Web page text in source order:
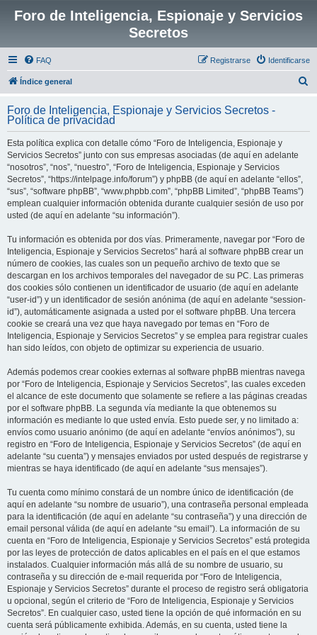
Foro de Inteligencia, Espionaje y Servicios
Secretos
FAQ Identificarse
Registrarse
Índice general
c
Foro de Inteligencia, Espionaje y Servicios Secretos -
Política de privacidad
Esta política explica con detalle cómo “Foro de Inteligencia, Espionaje y
Servicios Secretos” junto con sus empresas asociadas (de aquí en adelante
“nosotros”, “nos”, “nuestro”, “Foro de Inteligencia, Espionaje y Servicios
Secretos”, “https://intelpage.info/forum”) y phpBB (de aquí en adelante “ellos”,
“sus”, “software phpBB”, “www.phpbb.com”, “phpBB Limited”, “phpBB Teams”)
emplean cualquier información obtenida durante cualquier sesión de uso por
usted (de aquí en adelante “su información”).
Tu información es obtenida por dos vías. Primeramente, navegar por “Foro de
Inteligencia, Espionaje y Servicios Secretos” hará al software phpBB crear un
número de cookies, las cuales son un pequeño archivo de texto que se
descargan en los archivos temporales del navegador de su PC. Las primeras
dos cookies sólo contienen un identificador de usuario (de aquí en adelante
“user-id”) y un identificador de sesión anónima (de aquí en adelante “session-
id”), automáticamente asignada a usted por el software phpBB. Una tercera
cookie se creará una vez que haya navegado por temas en “Foro de
Inteligencia, Espionaje y Servicios Secretos” y se emplea para registrar cuales
han sido leídos, con objeto de optimizar su experiencia de usuario.
Además podemos crear cookies externas al software phpBB mientras navega
por “Foro de Inteligencia, Espionaje y Servicios Secretos”, las cuales exceden
el alcance de este documento que solamente se refiere a las páginas creadas
por el software phpBB. La segunda vía mediante la que obtenemos su
información es mediante lo que usted envía. Esto puede ser, y no limitado a:
envíos como usuario anónimo (de aquí en adelante “envíos anónimos”), su
registro en “Foro de Inteligencia, Espionaje y Servicios Secretos” (de aquí en
adelante “su cuenta”) y mensajes enviados por usted después de registrarse y
mientras se haya identificado (de aquí en adelante “sus mensajes”).
Tu cuenta como mínimo constará de un nombre único de identificación (de
aquí en adelante “su nombre de usuario”), una contraseña personal empleada
para la identificación (de aquí en adelante “su contraseña”) y una dirección de
email personal válida (de aquí en adelante “su email”). La información de su
cuenta en “Foro de Inteligencia, Espionaje y Servicios Secretos” está protegida
por las leyes de protección de datos aplicables en el país en el que estamos
instalados. Cualquier información más allá de su nombre de usuario, su
contraseña y su dirección de e-mail requerida por “Foro de Inteligencia,
Espionaje y Servicios Secretos” durante el proceso de registro será obligatoria
u opcional, según el criterio de “Foro de Inteligencia, Espionaje y Servicios
Secretos”. En cualquier caso, usted tiene la opción de qué información en su
cuenta será públicamente exhibida. Además, en su cuenta, usted tiene la